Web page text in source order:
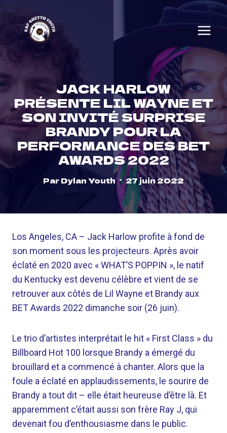
to
content
JACK HARLOW
PRÉSENTE LIL WAYNE ET
SON INVITÉ SURPRISE
BRANDY POUR LA
PERFORMANCE DES BET
AWARDS 2022
ParDylan Youth 27 juin 2022
Los Angeles, CA – Jack Harlow profite à fond de
son moment sous les projecteurs. Après avoir
éclaté en 2020 avec « WHAT’S POPPIN », le natif
du Kentucky est devenu célèbre et vient de se
retrouver aux côtés de Lil Wayne et Brandy aux
BET Awards 2022 dimanche soir (26 juin).
Le trio d’artistes interprétait le hit « First Class » du
Billboard Hot 100 lorsque Brandy a émergé du
brouillard et a commencé à chanter. Alors que la
foule a éclaté en applaudissements, le sourire de
Brandy a tout dit – elle était heureuse d’être là. Et
apparemment c’était aussi son frère Ray J, qui
devenait fou d’enthousiasme dans le public.